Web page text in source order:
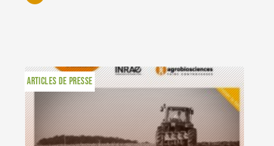
ARTICLES DE PRESSE